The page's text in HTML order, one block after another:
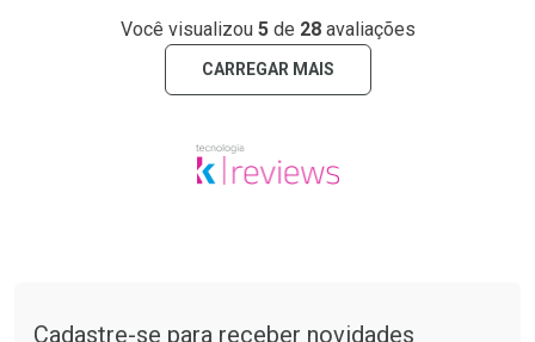
Você visualizou 5de 28avaliações
CARREGAR MAIS
Cadastre-se para receber novidades